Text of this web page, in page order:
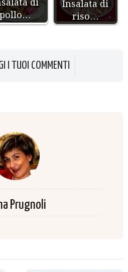
pollo…
Insalata di
riso…
I TUOI COMMENTI
Prugnoli